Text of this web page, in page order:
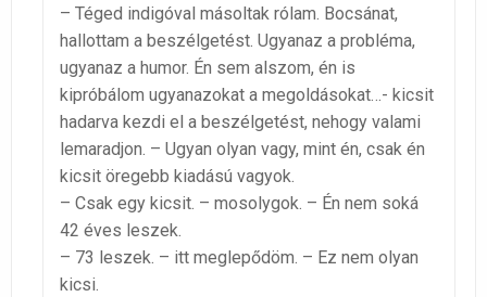
– Téged indigóval másoltak rólam. Bocsánat,
hallottam a beszélgetést. Ugyanaz a probléma,
ugyanaz a humor. Én sem alszom, én is
kipróbálom ugyanazokat a megoldásokat…- kicsit
hadarva kezdi el a beszélgetést, nehogy valami
lemaradjon. – Ugyan olyan vagy, mint én, csak én
kicsit öregebb kiadású vagyok.
– Csak egy kicsit. – mosolygok. – Én nem soká
42 éves leszek.
– 73 leszek. – itt meglepődöm. – Ez nem olyan
kicsi.